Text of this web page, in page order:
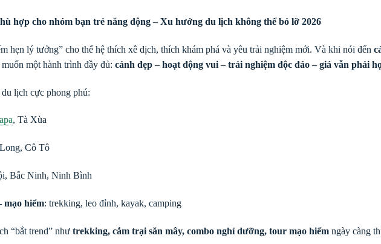
hợp cho nhóm bạn trẻ năng động – Xu hướng du lịch không thể bỏ lỡ 2026
hẹn lý tưởng” cho thế hệ thích xê dịch, thích khám phá và yêu trải nghiệm mới. Và khi nói đến
một hành trình đầy đủ: cảnh đẹp – hoạt động vui – trải nghiệm độc đáo – giá vẫn phải
lịch cực phong phú:
, Tà Xùa
Cô Tô
Bắc Ninh, Ninh Bình
mạo hiểm: trekking, leo đỉnh, kayak, camping
“bắt trend” như trekking, cắm trại săn mây, combo nghỉ dưỡng, tour mạo hiểm ngày càng